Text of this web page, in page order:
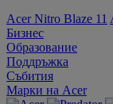
Acer Nitro Blaze 11
Бизнес
Образование
Поддръжка
Събития
Марки на Acer